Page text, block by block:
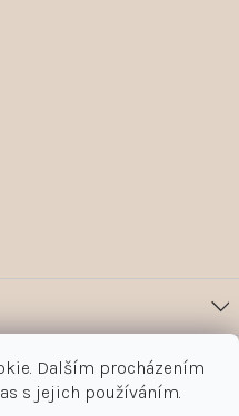
Dalším procházením
s jejich používáním.